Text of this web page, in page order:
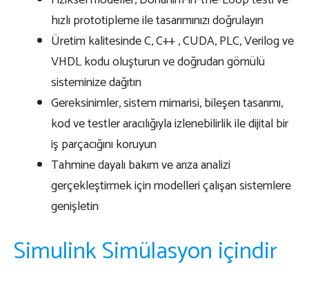
hızlı prototipleme ile tasarımınızı doğrulayın
Üretim kalitesinde C, C++ , CUDA, PLC, Verilog ve
VHDL kodu oluşturun ve doğrudan gömülü
sisteminize dağıtın
Gereksinimler, sistem mimarisi, bileşen tasarımı,
kod ve testler aracılığıyla izlenebilirlik ile dijital bir
iş parçacığını koruyun
Tahmine dayalı bakım ve arıza analizi
gerçekleştirmek için modelleri çalışan sistemlere
genişletin
Simulink Simülasyon içindir